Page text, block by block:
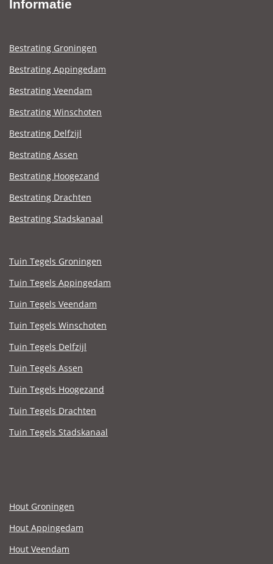
Informatie
Bestrating Groningen
Bestrating Appingedam
Bestrating Veendam
Bestrating Winschoten
Bestrating Delfzijl
Bestrating Assen
Bestrating Hoogezand
Bestrating Drachten
Bestrating Stadskanaal
Tuin Tegels Groningen
Tuin Tegels Appingedam
Tuin Tegels Veendam
Tuin Tegels Winschoten
Tuin Tegels Delfzijl
Tuin Tegels Assen
Tuin Tegels Hoogezand
Tuin Tegels Drachten
Tuin Tegels Stadskanaal
Hout Groningen
Hout Appingedam
Hout Veendam